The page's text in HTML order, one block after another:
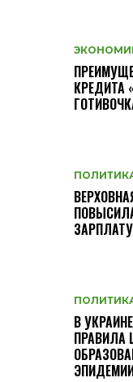
КРЕДИТА
ЗАРПЛАТУ
В
ПРАВИЛА